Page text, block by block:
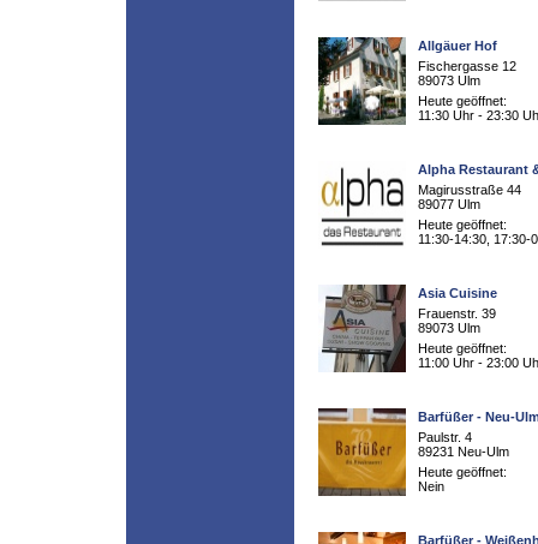
Allgäuer Hof
Fischergasse 12
89073 Ulm
Heute geöffnet:
11:30 Uhr - 23:30
Alpha Restaurant
Magirusstraße 44
89077 Ulm
Heute geöffnet:
11:30-14:30, 17:30-
Asia Cuisine
Frauenstr. 39
89073 Ulm
Heute geöffnet:
11:00 Uhr - 23:00
Barfüßer - Neu-
Paulstr. 4
89231 Neu-Ulm
Heute geöffnet:
Nein
Barfüßer -